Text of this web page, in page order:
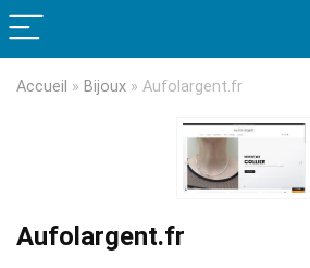
Accueil » Bijoux » Aufolargent.fr
Aufolargent.fr